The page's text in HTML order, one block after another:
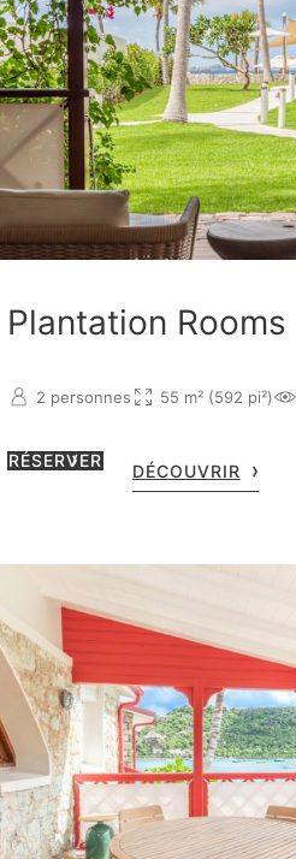
Plantation Rooms
2 personnes 55 m² (592 pi²)
RÉSERVER
DÉCOUVRIR